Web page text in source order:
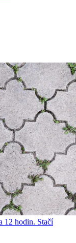
12 hodin. Stačí